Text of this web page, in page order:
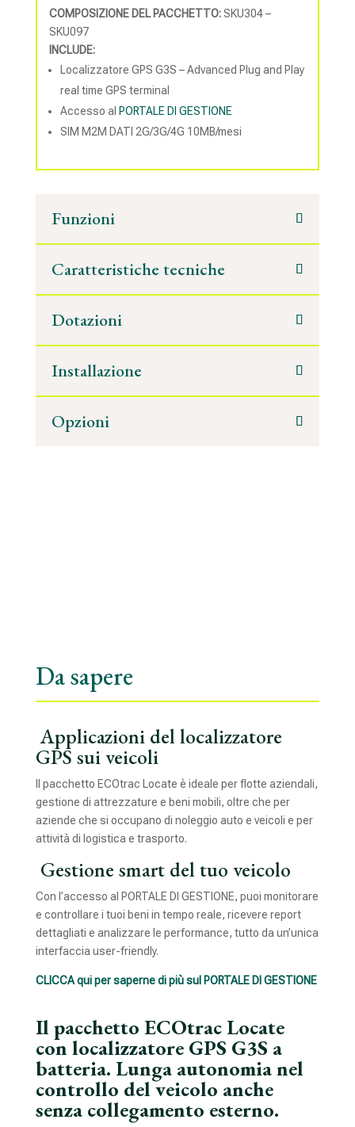
COMPOSIZIONE DEL PACCHETTO:SKU304 –
SKU097
INCLUDE:
Localizzatore GPS G3S – Advanced Plug and Play
real time GPS terminal
Accesso al PORTALE DI GESTIONE
SIM M2M DATI 2G/3G/4G 10MB/mesi
Funzioni
Caratteristiche tecniche
Dotazioni
Installazione
Opzioni
Da sapere
Applicazioni del localizzatore
GPS sui veicoli
Il pacchetto ECOtrac Locate è ideale per flotte aziendali,
gestione di attrezzature e beni mobili, oltre che per
aziende che si occupano di noleggio auto e veicoli e per
attività di logistica e trasporto.
Gestione smart del tuo veicolo
Con l’accesso al PORTALE DI GESTIONE, puoi monitorare
e controllare i tuoi beni in tempo reale, ricevere report
dettagliati e analizzare le performance, tutto da un’unica
interfaccia user-friendly.
CLICCA qui per saperne di più sul PORTALE DI GESTIONE
Il pacchetto ECOtrac Locate
con localizzatore GPS G3S a
batteria. Lunga autonomia nel
controllo del veicolo anche
senza collegamento esterno.